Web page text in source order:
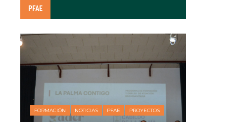
PFAE
FORMACIÓN NOTICIAS PFAE PROYECTOS